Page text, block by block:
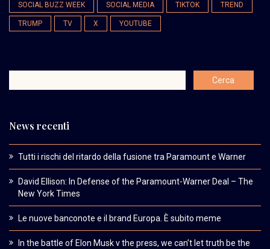
SOCIAL BUZZ WEEK SOCIAL MEDIA TIKTOK TREND
TRUMP TV X YOUTUBE
News recenti
Tutti i rischi del ritardo della fusione tra Paramount e Warner
David Ellison: In Defense of the Paramount-Warner Deal – The
New York Times
Le nuove banconote e il brand Europa. È subito meme
In the battle of Elon Musk v the press, we can’t let truth be the